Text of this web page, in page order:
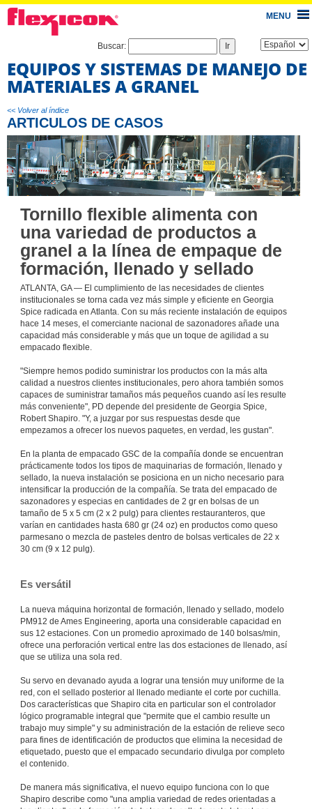
MENU
Buscar:
EQUIPOS Y SISTEMAS DE MANEJO DE
MATERIALES A GRANEL
<< Volver al índice
ARTICULOS DE CASOS
Tornillo flexible alimenta con
una variedad de productos a
granel a la línea de empaque de
formación, llenado y sellado
ATLANTA, GA — El cumplimiento de las necesidades de clientes
institucionales se torna cada vez más simple y eficiente en Georgia
Spice radicada en Atlanta. Con su más reciente instalación de equipos
hace 14 meses, el comerciante nacional de sazonadores añade una
capacidad más considerable y más que un toque de agilidad a su
empacado flexible.
"Siempre hemos podido suministrar los productos con la más alta
calidad a nuestros clientes institucionales, pero ahora también somos
capaces de suministrar tamaños más pequeños cuando así les resulte
más conveniente", PD depende del presidente de Georgia Spice,
Robert Shapiro. "Y, a juzgar por sus respuestas desde que
empezamos a ofrecer los nuevos paquetes, en verdad, les gustan".
En la planta de empacado GSC de la compañía donde se encuentran
prácticamente todos los tipos de maquinarias de formación, llenado y
sellado, la nueva instalación se posiciona en un nicho necesario para
intensificar la producción de la compañía. Se trata del empacado de
sazonadores y especias en cantidades de 2 gr en bolsas de un
tamaño de 5 x 5 cm (2 x 2 pulg) para clientes restauranteros, que
varían en cantidades hasta 680 gr (24 oz) en productos como queso
parmesano o mezcla de pasteles dentro de bolsas verticales de 22 x
30 cm (9 x 12 pulg).
Es versátil
La nueva máquina horizontal de formación, llenado y sellado, modelo
PM912 de Ames Engineering, aporta una considerable capacidad en
sus 12 estaciones. Con un promedio aproximado de 140 bolsas/min,
ofrece una perforación vertical entre las dos estaciones de llenado, así
que se utiliza una sola red.
Su servo en devanado ayuda a lograr una tensión muy uniforme de la
red, con el sellado posterior al llenado mediante el corte por cuchilla.
Dos características que Shapiro cita en particular son el controlador
lógico programable integral que "permite que el cambio resulte un
trabajo muy simple" y su administración de la estación de relieve seco
para fines de identificación de productos que elimina la necesidad de
etiquetado, puesto que el empacado secundario divulga por completo
el contenido.
De manera más significativa, el nuevo equipo funciona con lo que
Shapiro describe como "una amplia variedad de redes orientadas a